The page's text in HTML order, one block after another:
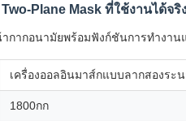
Plane Mask ที่ใช้งานได้จ
ากอนามัยพร้อมฟังก์ชันการทำงาน
เครื่องออลอินมาส์กแบบลากสองระ
1800กก